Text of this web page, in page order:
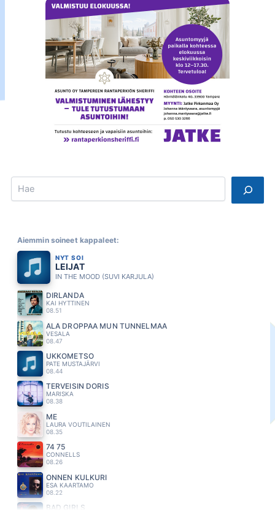
Search
Aiemmin soineet kappaleet:
NYT SOI
LEIJAT
IN THE MOOD (SUVI KARJULA)
DIRLANDA
KAI HYTTINEN
08.51
ÄLÄ DROPPAA MUN TUNNELMAA
VESALA
08.47
UKKOMETSO
PATE MUSTAJÄRVI
08.44
TERVEISIN DORIS
MARISKA
08.38
ME
LAURA VOUTILAINEN
08.35
74 75
CONNELLS
08.26
ONNEN KULKURI
ESA KAARTAMO
08.22
BAD GIRLS